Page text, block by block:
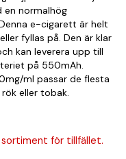
en normalhög
e-cigarett är helt
fyllas på. Den är klar
kan leverera upp till
på 550mAh.
ml passar de flesta
eller tobak.
sortiment för tillfället.